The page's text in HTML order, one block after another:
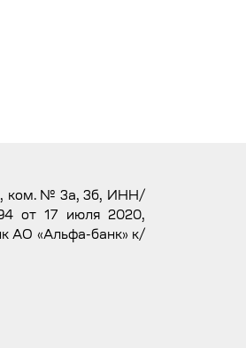
ком. № 3а, 3б, ИНН/
от 17 июля 2020,
АО «Альфа-банк» к/